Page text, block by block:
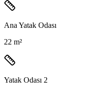
Ana Yatak Odası
22 m²
Yatak Odası 2